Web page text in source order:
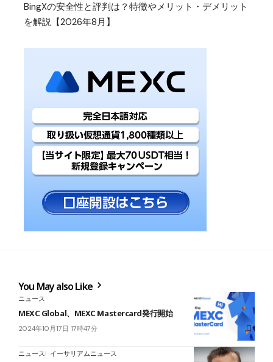
BingXの安全性と評判は？特徴やメリット・デメリット
を解説【2026年8月】
You May also Like
ニュース
MEXC Global、MEXC Mastercard発行開始
2024年10月17日 17時47分
ニュース イーサリアムニュース